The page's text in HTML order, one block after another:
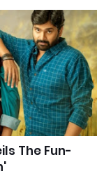
The Fun-